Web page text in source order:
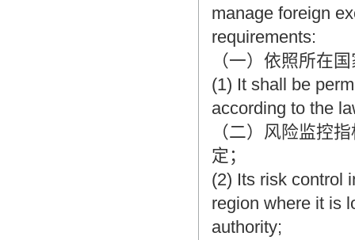
manage foreign
requirements:
（一）依照所在
(1) It shall be
according to the
（二）风险监控
定；
(2) Its risk control
region where it is
authority;